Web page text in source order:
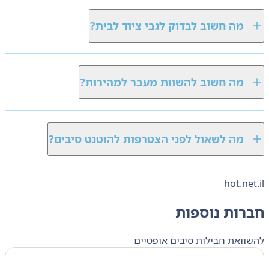
מה חשוב לבדוק לגבי ציוד לבית?
מה חשוב להשוות מעבר למהירות?
מה לשאול לפני הצטרפות להוטנט סיבים?
נוספות
חבילות סיבים אופטיים